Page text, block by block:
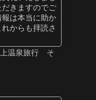
きますのでご
は本当に助か
からも拝読さ
上温泉旅行 そ